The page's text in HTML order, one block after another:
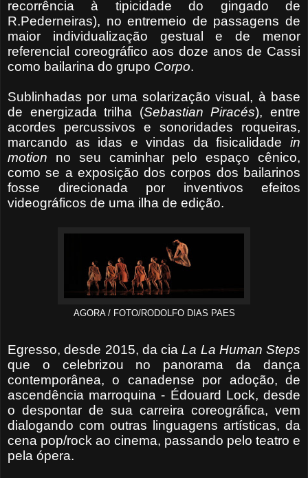
recorrência à tipicidade do gingado de
R.Pederneiras), no entremeio de passagens de
maior individualização gestual e de menor
referencial coreográfico aos doze anos de Cassi
como bailarina do grupo Corpo.
Sublinhadas por uma solarização visual, à base
de energizada trilha (Sebastian Piracés), entre
acordes percussivos e sonoridades roqueiras,
marcando as idas e vindas da fisicalidade in
motion no seu caminhar pelo espaço cênico,
como se a exposição dos corpos dos bailarinos
fosse direcionada por inventivos efeitos
videográficos de uma ilha de edição.
AGORA / FOTO/RODOLFO DIAS PAES
Egresso, desde 2015, da ciaLa La Human Steps
que o celebrizou no panorama da dança
contemporânea, o canadense por adoção, de
ascendência marroquina - Édouard Lock, desde
o despontar de sua carreira coreográfica, vem
dialogando com outras linguagens artísticas, da
cena pop/rock ao cinema, passando pelo teatro e
pela ópera.